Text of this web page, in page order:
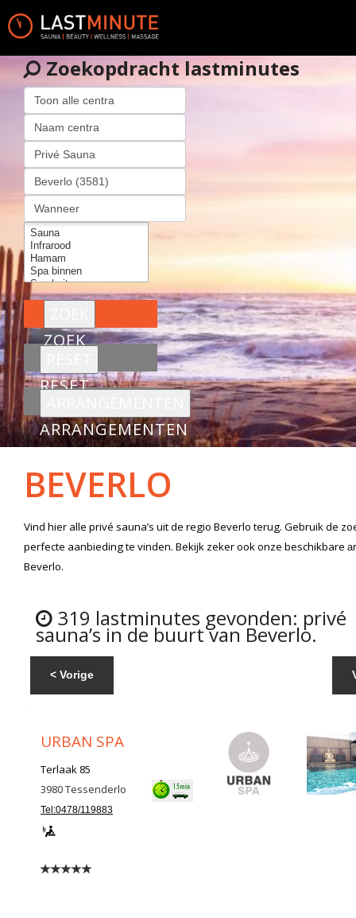
Zoekopdracht lastminutes
ZOEK
RESET
ARRANGEMENTEN
BEVERLO
Vind hier alle privé sauna’s uit de regio Beverloterug. Gebruik de
perfecte aanbieding te vinden. Bekijk zeker ook onze beschikbare
Beverlo.
319 lastminutes gevonden: privé
sauna’s in de buurt van Beverlo.
< Vorige
URBAN SPA
Terlaak 85
3980Tessenderlo
Tel:0478/119883